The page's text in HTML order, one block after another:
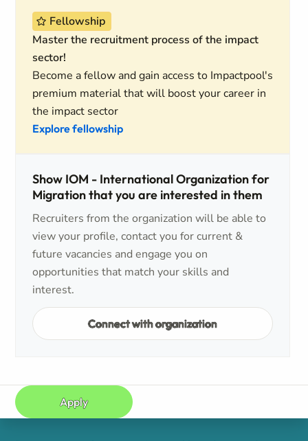
Fellowship
Master the recruitment process of the impact
sector!
Become a fellow and gain access to Impactpool's
premium material that will boost your career in
the impact sector
Explore fellowship
Show IOM - International Organization for
Migration that you are interested in them
Recruiters from the organization will be able to
view your profile, contact you for current &
future vacancies and engage you on
opportunities that match your skills and
interest.
Connect with organization
Apply